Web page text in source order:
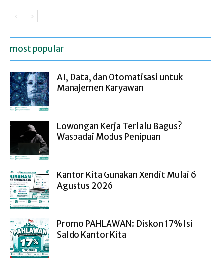
most popular
AI, Data, dan Otomatisasi untuk
Manajemen Karyawan
Lowongan Kerja Terlalu Bagus?
Waspadai Modus Penipuan
Kantor Kita Gunakan Xendit Mulai 6
Agustus 2026
Promo PAHLAWAN: Diskon 17% Isi
Saldo Kantor Kita